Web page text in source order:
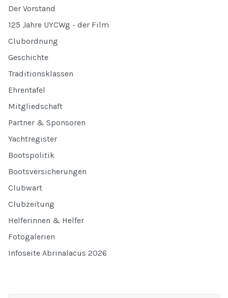
Der Vorstand
125 Jahre UYCWg - der Film
Clubordnung
Geschichte
Traditionsklassen
Ehrentafel
Mitgliedschaft
Partner & Sponsoren
Yachtregister
Bootspolitik
Bootsversicherungen
Clubwart
Clubzeitung
Helferinnen & Helfer
Fotogalerien
Infoseite Abrinalacus 2026